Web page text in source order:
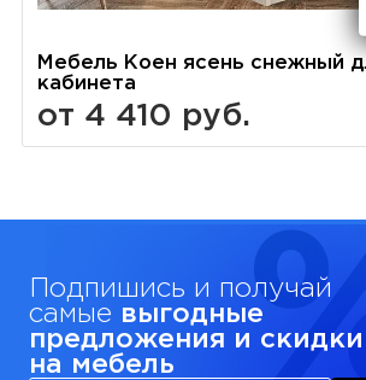
Мебель Коен ясень снежный
кабинета
от 4 410 руб.
Подпишись и получай
самые выгодные
предложения и скидки
на мебель